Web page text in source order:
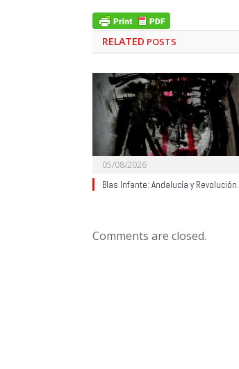
RELATED POSTS
05/08/2026
Blas Infante: Andalucía y Revolución.
Comments are closed.